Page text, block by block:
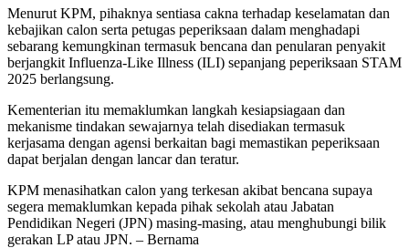
Menurut KPM, pihaknya sentiasa cakna terhadap keselamatan dan
kebajikan calon serta petugas peperiksaan dalam menghadapi
sebarang kemungkinan termasuk bencana dan penularan penyakit
berjangkit Influenza-Like Illness (ILI) sepanjang peperiksaan STAM
2025 berlangsung.
Kementerian itu memaklumkan langkah kesiapsiagaan dan
mekanisme tindakan sewajarnya telah disediakan termasuk
kerjasama dengan agensi berkaitan bagi memastikan peperiksaan
dapat berjalan dengan lancar dan teratur.
KPM menasihatkan calon yang terkesan akibat bencana supaya
segera memaklumkan kepada pihak sekolah atau Jabatan
Pendidikan Negeri (JPN) masing-masing, atau menghubungi bilik
gerakan LP atau JPN. – Bernama